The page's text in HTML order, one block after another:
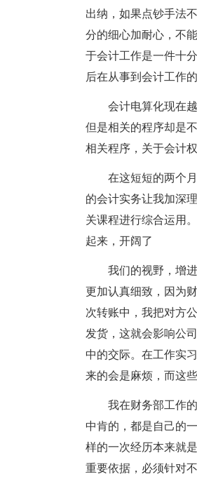
出纳，如果点钞手法
分的细心加耐心，不
于会计工作是一件十
后在从事到会计工作
会计电算化现在
但是相关的程序却是
相关程序，关于会计
在这短短的两个
的会计实务让我加深
关课程进行综合运用
起来，开阔了
我们的视野，增
更加认真细致，因为
次转账中，我把对方
发货，这就会影响公
中的交际。在工作实
来的会是麻烦，而这
我在财务部工作
中肯的，都是自己的
样的一次经历本来就
重要依据，必须针对